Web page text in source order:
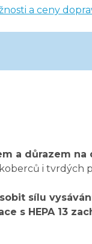
a ceny
a důrazem
i tvrdých
sílu
s HEPA 13